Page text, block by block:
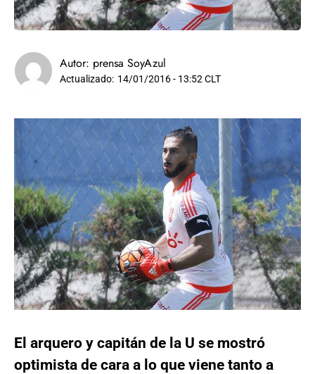
Autor: prensa SoyAzul
Actualizado: 14/01/2016 - 13:52 CLT
El arquero y capitán de la U se mostró
optimista de cara a lo que viene tanto a